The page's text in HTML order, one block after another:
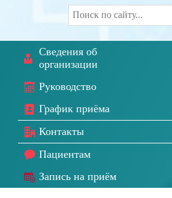
Сведения об
организации
Руководство
График приёма
Контакты
Пациентам
Запись на приём